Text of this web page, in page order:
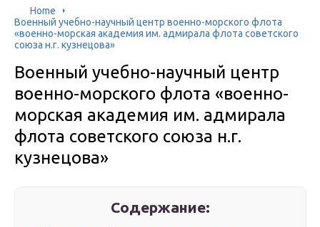
Home
Военный учебно-научный центр военно-морского флота
«военно-морская академия им. адмирала флота советского
союза н.г. кузнецова»
Военный учебно-научный центр
военно-морского флота «военно-
морская академия им. адмирала
флота советского союза н.г.
кузнецова»
Содержание: